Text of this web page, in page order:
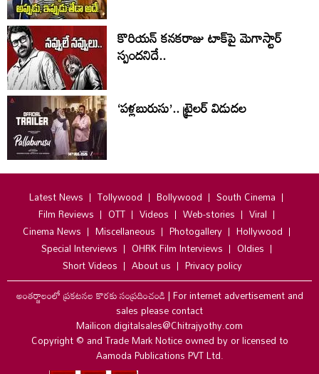
కొరియన్ కనకరాజు టాక్‌పై మెగాస్టార్
స్పందనిదే..
‘పళ్లబురుసు’.. ట్రైలర్ విడుదల
Latest News Tollywood Bollywood
South Cinema
Film Reviews
OTT Videos Web-stories
Viral
Cinema News
Miscellaneous Photogallery
Hollywood
Special Interviews
OHRK Film Interviews
Oldies
Short Videos
About us
Privacy policy
అంతర్జాలంలో ప్రకటనల కొరకు సంప్రదించండి|For internet advertisement and
sales please contact
Mailicon digitalsales@Chitrajyothy.com
Copyright © and Trade Mark Notice owned by or licensed to
Aamoda Publications PVT Ltd.